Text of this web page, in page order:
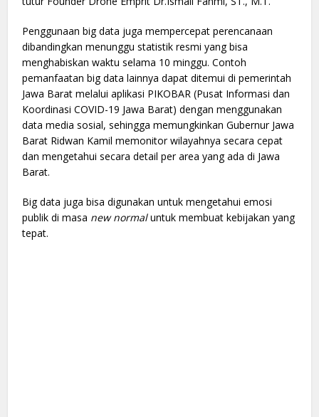
Penggunaan big data juga mempercepat perencanaan
dibandingkan menunggu statistik resmi yang bisa
menghabiskan waktu selama 10 minggu. Contoh
pemanfaatan big data lainnya dapat ditemui di pemerintah
Jawa Barat melalui aplikasi PIKOBAR (Pusat Informasi dan
Koordinasi COVID-19 Jawa Barat) dengan menggunakan
data media sosial, sehingga memungkinkan Gubernur Jawa
Barat Ridwan Kamil memonitor wilayahnya secara cepat
dan mengetahui secara detail per area yang ada di Jawa
Barat.
Big data juga bisa digunakan untuk mengetahui emosi
publik di masa new normaluntuk membuat kebijakan yang
tepat.